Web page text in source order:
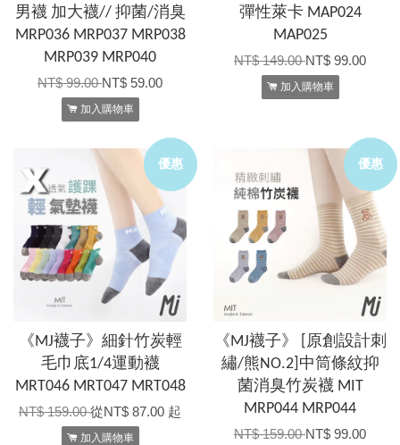
男襪 加大襪// 抑菌/消臭
MRP036 MRP037 MRP038
MRP039 MRP040
NT$ 99.00NT$ 59.00
加入購物車
彈性萊卡 MAP024
MAP025
NT$ 149.00NT$ 99.00
加入購物車
優惠
《MJ襪子》細針竹炭輕
毛巾底1/4運動襪
MRT046 MRT047 MRT048
NT$ 159.00從NT$ 87.00 起
加入購物車
優惠
《MJ襪子》 [原創設計刺
繡/熊NO.2]中筒條紋抑
菌消臭竹炭襪 MIT
MRP044 MRP044
NT$ 159.00NT$ 99.00